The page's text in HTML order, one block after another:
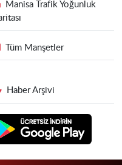
Manisa Trafik Yoğunluk
Tüm Manşetler
Haber Arşivi